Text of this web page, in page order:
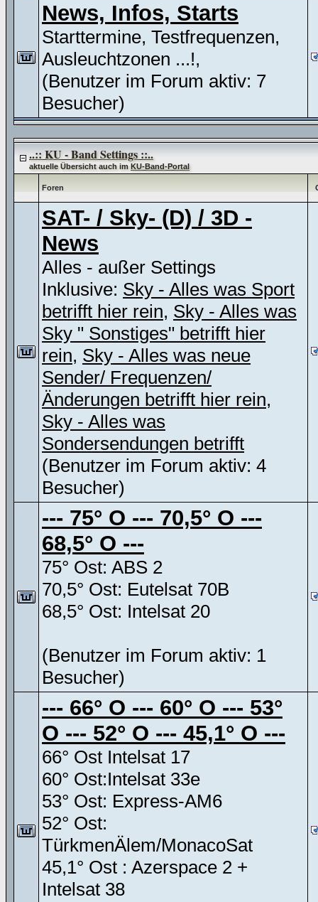
News, Infos, Starts
Starttermine, Testfrequenzen,
Ausleuchtzonen ...!,
(Benutzer im Forum aktiv: 7
Besucher)
..:: KU - Band Settings ::..
aktuelle Übersicht auch imKU-Band-Portal
Foren
SAT- / Sky- (D) / 3D -
News
Alles - außer Settings
Inklusive: Sky - Alles was Sport
betrifft hier rein, Sky - Alles was
Sky " Sonstiges" betrifft hier
rein, Sky - Alles was neue
Sender/ Frequenzen/
Änderungen betrifft hier rein,
Sky - Alles was
Sondersendungen betrifft
(Benutzer im Forum aktiv: 4
Besucher)
--- 75° O --- 70,5° O ---
68,5° O ---
75° Ost: ABS 2
70,5° Ost: Eutelsat 70B
68,5° Ost: Intelsat 20
(Benutzer im Forum aktiv: 1
Besucher)
--- 66° O --- 60° O --- 53°
O --- 52° O --- 45,1° O ---
66° Ost Intelsat 17
60° Ost:Intelsat 33e
53° Ost: Express-AM6
52° Ost:
TürkmenÄlem/MonacoSat
45,1° Ost : Azerspace 2 +
Intelsat 38